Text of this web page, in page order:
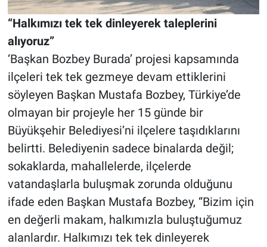
“Halkımızı tek tek dinleyerek taleplerini
alıyoruz”
‘Başkan Bozbey Burada’ projesi kapsamında
ilçeleri tek tek gezmeye devam ettiklerini
söyleyen Başkan Mustafa Bozbey, Türkiye’de
olmayan bir projeyle her 15 günde bir
Büyükşehir Belediyesi’ni ilçelere taşıdıklarını
belirtti. Belediyenin sadece binalarda değil;
sokaklarda, mahallelerde, ilçelerde
vatandaşlarla buluşmak zorunda olduğunu
ifade eden Başkan Mustafa Bozbey, “Bizim için
en değerli makam, halkımızla buluştuğumuz
alanlardır. Halkımızı tek tek dinleyerek